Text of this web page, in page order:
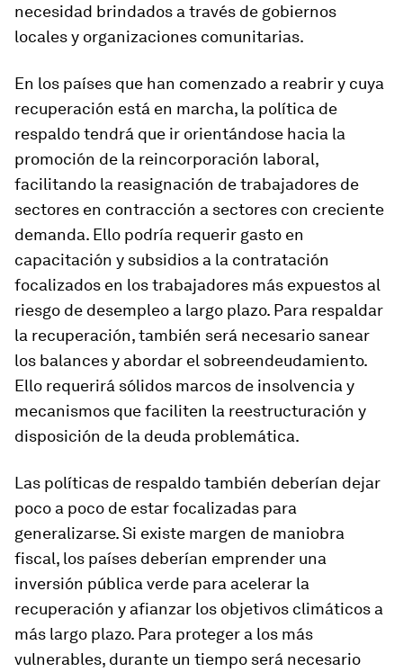
necesidad brindados a través de gobiernos
locales y organizaciones comunitarias.
En los países que han comenzado a reabrir y cuya
recuperación está en marcha, la política de
respaldo tendrá que ir orientándose hacia la
promoción de la reincorporación laboral,
facilitando la reasignación de trabajadores de
sectores en contracción a sectores con creciente
demanda. Ello podría requerir gasto en
capacitación y subsidios a la contratación
focalizados en los trabajadores más expuestos al
riesgo de desempleo a largo plazo. Para respaldar
la recuperación, también será necesario sanear
los balances y abordar el sobreendeudamiento.
Ello requerirá sólidos marcos de insolvencia y
mecanismos que faciliten la reestructuración y
disposición de la deuda problemática.
Las políticas de respaldo también deberían dejar
poco a poco de estar focalizadas para
generalizarse. Si existe margen de maniobra
fiscal, los países deberían emprender una
inversión pública verde para acelerar la
recuperación y afianzar los objetivos climáticos a
más largo plazo. Para proteger a los más
vulnerables, durante un tiempo será necesario